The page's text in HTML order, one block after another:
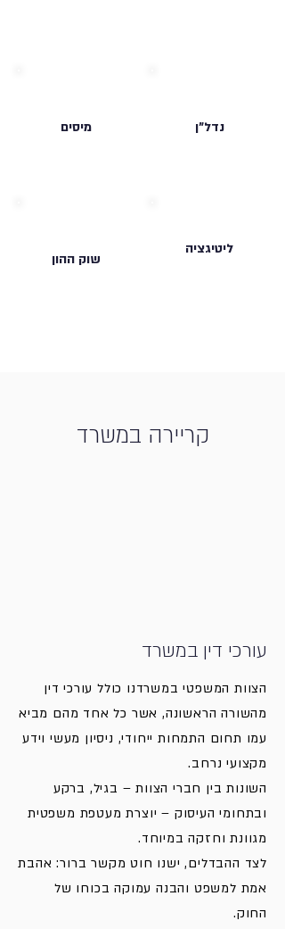
מיסים נדל"ן
שוק ההון
ליטיגציה
קריירה במשרד
עורכי דין במשרד
הצוות המשפטי במשרדנו כולל עורכי דין
מהשורה הראשונה, אשר כל אחד מהם מביא
עמו תחום התמחות ייחודי, ניסיון מעשי וידע
מקצועי נרחב.
השונות בין חברי הצוות – בגיל, ברקע
ובתחומי העיסוק – יוצרת מעטפת משפטית
מגוונת וחזקה במיוחד.
לצד ההבדלים, ישנו חוט מקשר ברור: אהבת
אמת למשפט והבנה עמוקה בכוחו של
החוק.